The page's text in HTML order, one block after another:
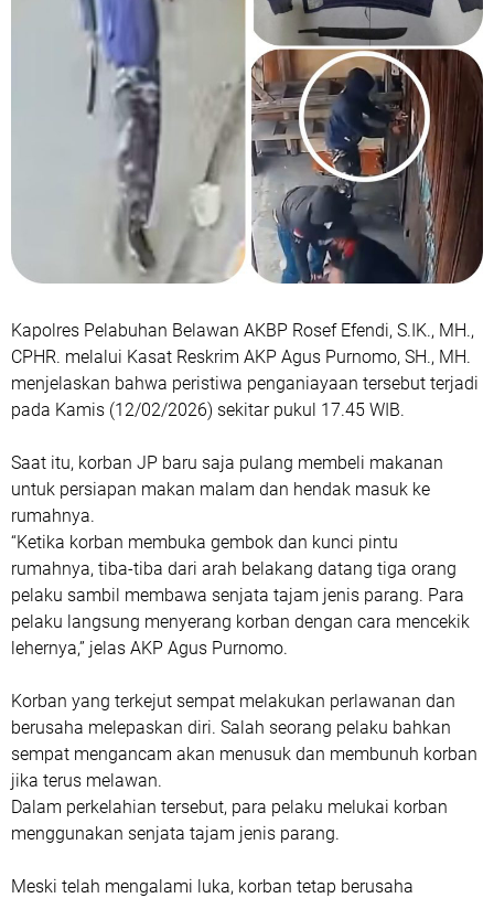
Kapolres Pelabuhan Belawan AKBP Rosef Efendi, S.IK., MH.,
CPHR. melalui Kasat Reskrim AKP Agus Purnomo, SH., MH.
menjelaskan bahwa peristiwa penganiayaan tersebut terjadi
pada Kamis (12/02/2026) sekitar pukul 17.45 WIB.
Saat itu, korban JP baru saja pulang membeli makanan
untuk persiapan makan malam dan hendak masuk ke
rumahnya.
“Ketika korban membuka gembok dan kunci pintu
rumahnya, tiba-tiba dari arah belakang datang tiga orang
pelaku sambil membawa senjata tajam jenis parang. Para
pelaku langsung menyerang korban dengan cara mencekik
lehernya,” jelas AKP Agus Purnomo.
Korban yang terkejut sempat melakukan perlawanan dan
berusaha melepaskan diri. Salah seorang pelaku bahkan
sempat mengancam akan menusuk dan membunuh korban
jika terus melawan.
Dalam perkelahian tersebut, para pelaku melukai korban
menggunakan senjata tajam jenis parang.
Meski telah mengalami luka, korban tetap berusaha